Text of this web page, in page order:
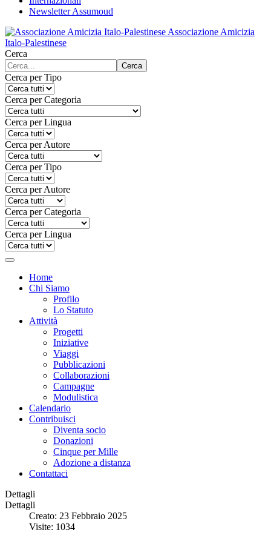
Newsletter Assumoud
Associazione Amicizia
Italo-Palestinese
Cerca
Cerca
Cerca per Tipo
Cerca per Categoria
Cerca per Lingua
Cerca per Autore
Cerca per Tipo
Cerca per Autore
Cerca per Categoria
Cerca per Lingua
Home
Chi Siamo
Profilo
Lo Statuto
Attività
Progetti
Iniziative
Viaggi
Pubblicazioni
Collaborazioni
Campagne
Modulistica
Calendario
Contribuisci
Diventa socio
Donazioni
Cinque per Mille
Adozione a distanza
Contattaci
Dettagli
Dettagli
Creato: 23 Febbraio 2025
Visite: 1034